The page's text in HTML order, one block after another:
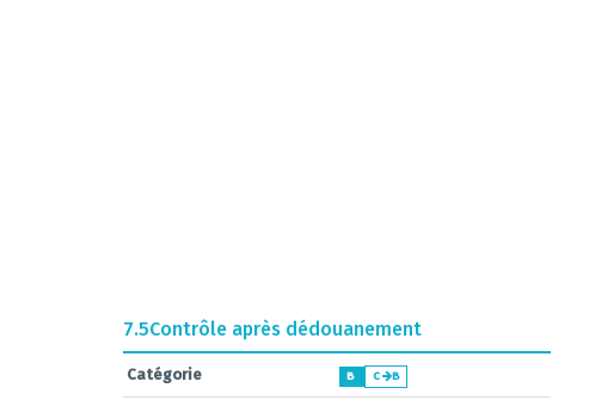
7.5Contrôle après dédouanement
Catégorie B C B